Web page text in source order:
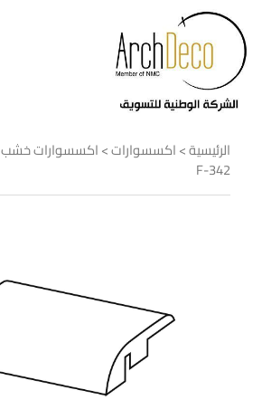
الرئيسية>اكسسوارات>اكسسوارات خشب
F-342